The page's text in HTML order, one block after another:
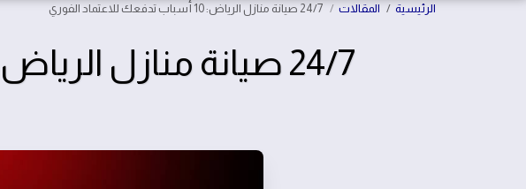
الرئيسية المقالات 24/7 صيانة منازل الرياض: 10 أسباب تدفعك للاعتماد الفوري
24/7 صيانة منازل الرياض: 10 أسباب تدفعك للاعتماد الفوري